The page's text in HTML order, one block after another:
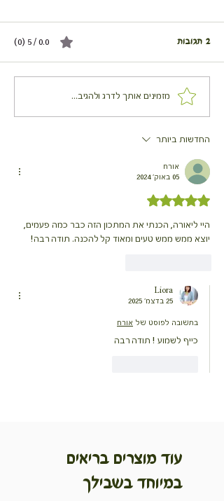
פוטטוס תפוחי אדמה או בטטה
2 תגובות 0.0 / 5 ‏(0)
מזמינים אותך לדרג ולהגיב...
החדשות ביותר
אורח
05 באוק׳ 2024
דירוג של 5 מתוך 5 כוכבים
היי ליאורה, הכנתי את המתכון הזה כבר כמה פעמים,
יוצא ממש ממש טעים ומאוד קל להכנה. תודה רבה!
Liora
25 בדצמ׳ 2025
בתשובה לפוסט של אורח
כייף לשמוע ! תודה רבה
עוד מוצרים בריאים
במיוחד בשבילך